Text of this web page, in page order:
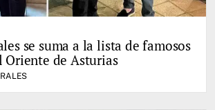
se suma a la lista de famosos
Oriente de Asturias